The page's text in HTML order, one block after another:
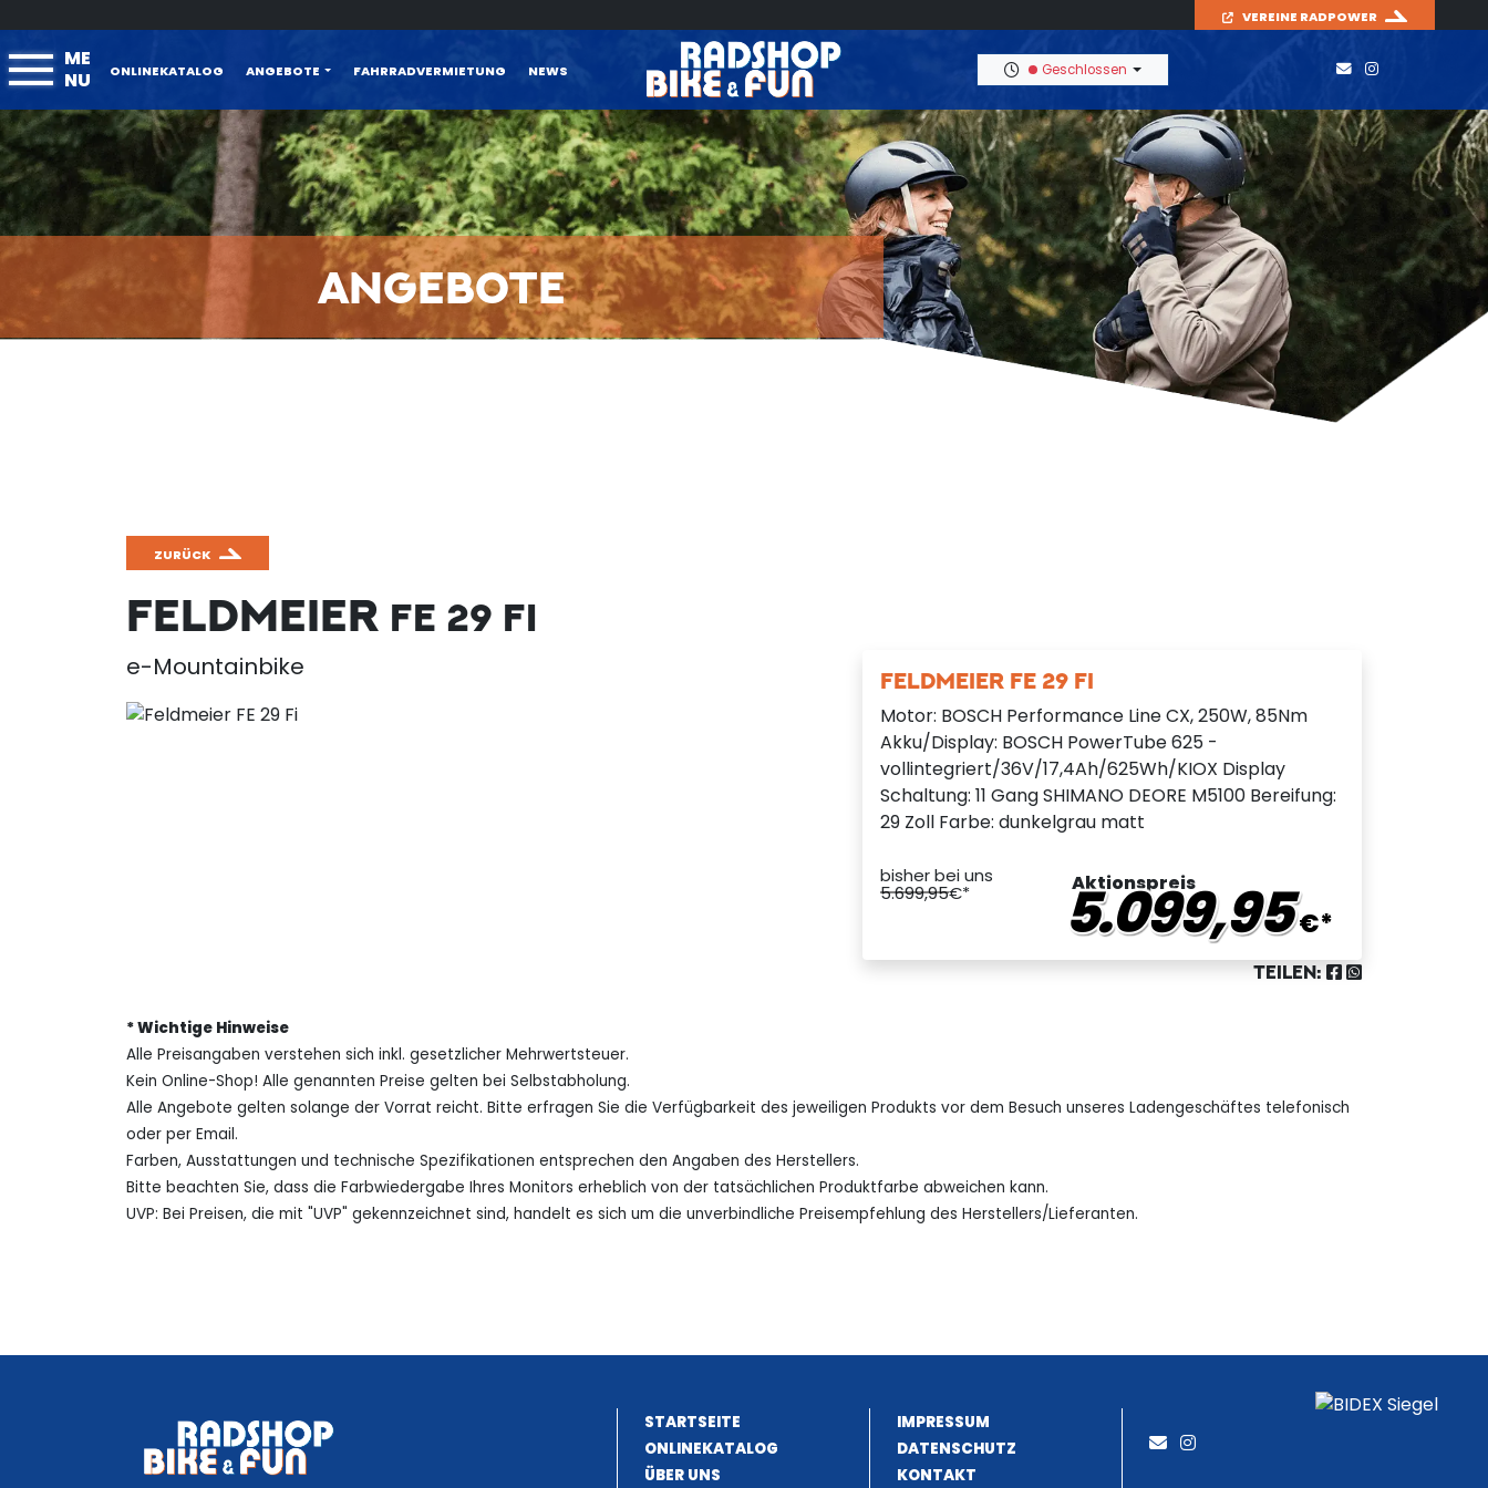
VEREINE RADPOWER
ME
NU
ONLINEKATALOG ANGEBOTE FAHRRADVERMIETUNG NEWS Geschlossen
ANGEBOTE
ZURÜCK
FELDMEIER FE 29 FI
e-Mountainbike FELDMEIER FE 29 FI
Motor: BOSCH Performance Line CX, 250W, 85Nm
Akku/Display: BOSCH PowerTube 625 -
vollintegriert/36V/17,4Ah/625Wh/KIOX Display
Schaltung: 11 Gang SHIMANO DEORE M5100 Bereifung:
29 Zoll Farbe: dunkelgrau matt
bisher bei uns
5.699,95€* Aktionspreis
5.099,95€*
TEILEN:
* Wichtige Hinweise
Alle Preisangaben verstehen sich inkl. gesetzlicher Mehrwertsteuer.
Kein Online-Shop! Alle genannten Preise gelten bei Selbstabholung.
Alle Angebote gelten solange der Vorrat reicht. Bitte erfragen Sie die Verfügbarkeit des jeweiligen Produkts vor dem Besuch unseres Ladengeschäftes telefonisch
oder per Email.
Farben, Ausstattungen und technische Spezifikationen entsprechen den Angaben des Herstellers.
Bitte beachten Sie, dass die Farbwiedergabe Ihres Monitors erheblich von der tatsächlichen Produktfarbe abweichen kann.
UVP: Bei Preisen, die mit "UVP" gekennzeichnet sind, handelt es sich um die unverbindliche Preisempfehlung des Herstellers/Lieferanten.
STARTSEITE
ONLINEKATALOG
ÜBER UNS
IMPRESSUM
DATENSCHUTZ
KONTAKT